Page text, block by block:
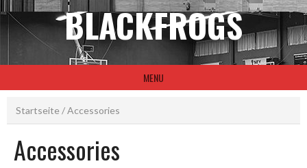
BLACKFROGS
MENU
Startseite / Accessories
Accessories